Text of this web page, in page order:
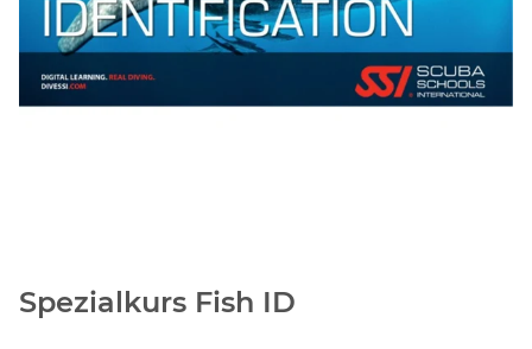
Spezialkurs Fish ID